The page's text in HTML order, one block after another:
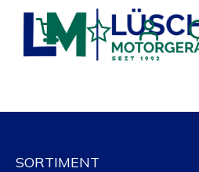
SORTIMENT